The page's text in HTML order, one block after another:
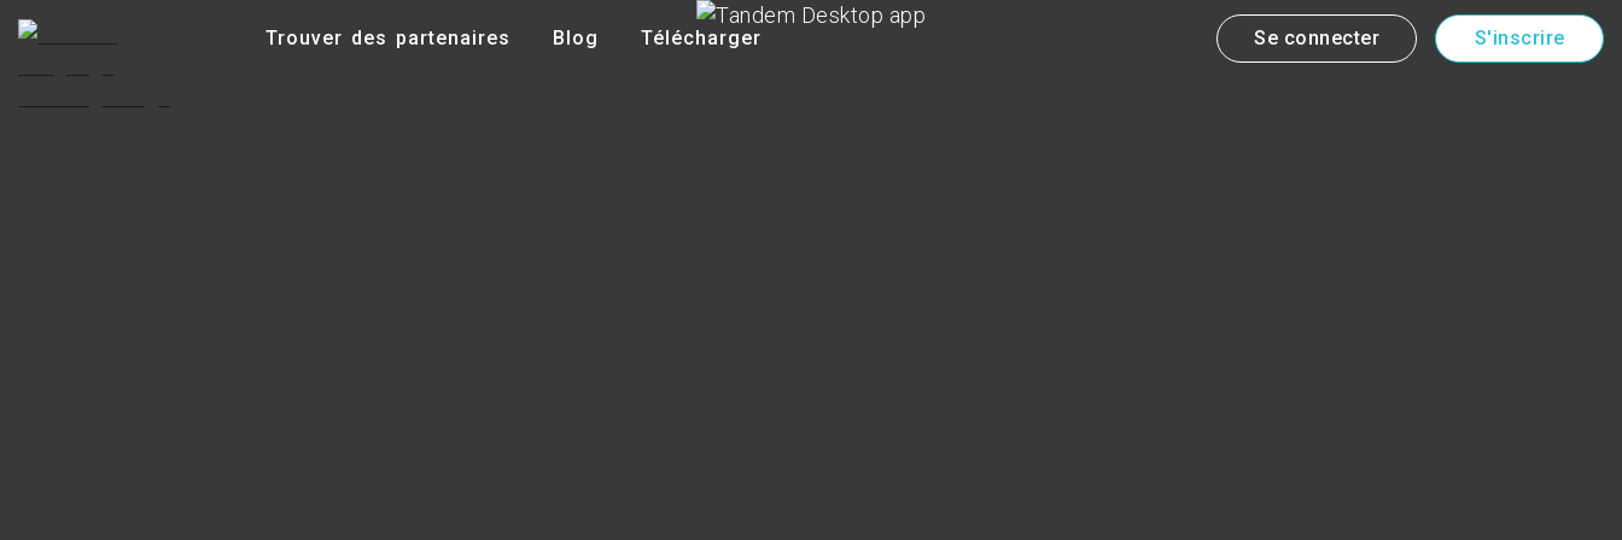
Trouver des partenaires Blog Télécharger Se connecter S'inscrire